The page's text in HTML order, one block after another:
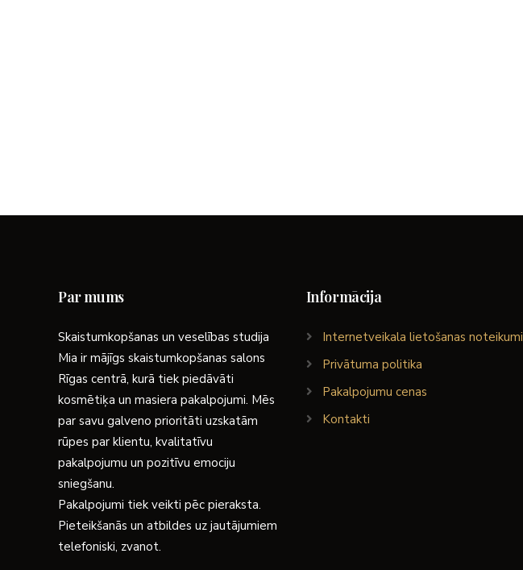
Par mums
Skaistumkopšanas un veselības studija
Mia ir mājīgs skaistumkopšanas salons
Rīgas centrā, kurā tiek piedāvāti
kosmētiķa un masiera pakalpojumi. Mēs
par savu galveno prioritāti uzskatām
rūpes par klientu, kvalitatīvu
pakalpojumu un pozitīvu emociju
sniegšanu.
Pakalpojumi tiek veikti pēc pieraksta.
Pieteikšanās un atbildes uz jautājumiem
telefoniski, zvanot.
Informācija
Internetveikala lietošanas noteikumi
Privātuma politika
Pakalpojumu cenas
Kontakti